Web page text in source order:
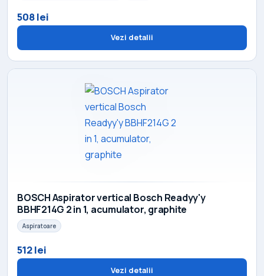
508 lei
Vezi detalii
BOSCH Aspirator vertical Bosch Readyy'y
BBHF214G 2 in 1, acumulator, graphite
Aspiratoare
512 lei
Vezi detalii